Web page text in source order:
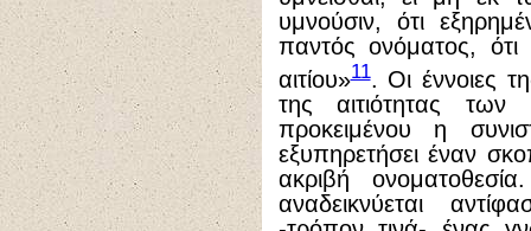
υμνούσιν, ότι
παντός ονόματος, ότι
αιτίου»11. Οι έννοιες
της αιτιότητας των
προκειμένου η
εξυπηρετήσει έναν
ακριβή
αναδεικνύεται